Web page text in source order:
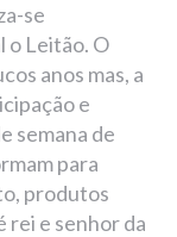
se
o Leitão. O
anos mas, a
e
semana de
para
produtos
rei e senhor da